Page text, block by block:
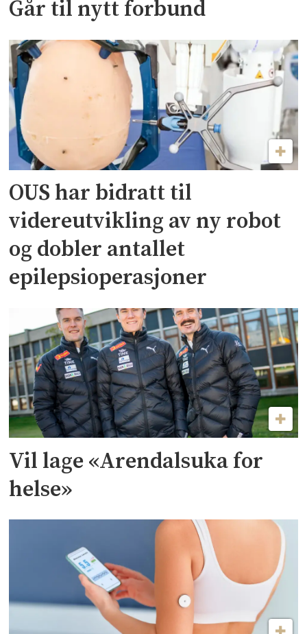
Går til nytt forbund
OUS har bidratt til
videreutvikling av ny robot
og dobler antallet
epilepsioperasjoner
Vil lage «Arendalsuka for
helse»